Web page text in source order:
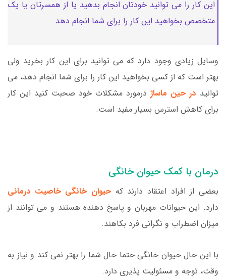
این کار را می توانید خودتان انجام بدهید یا از همسرتان یا یک
متخصص بخواهید این کار را برای شما انجام دهد.
وسایل زیادی وجود دارد که می توانید برای این کار بخرید ولی
بهتر است که از کسی بخواهید این کار را برای شما انجام دهد، می
توانید در حین ماساژ درمورد مشکلات خود صحبت کنید این کار
برای کاهش استرس بسیار مفید است.
درمان با کمک حیوان خانگی
بعضی از افراد اعتقاد دارند که حیوان خانگی خاصیت درمانی
دارد. این حیوانات مهربان و پاسخ دهنده هستند و می توانند از
میزان اضطراب و نگرانی فرد بکاهند.
با این حال حیوان خانگی حتما حال شما را بهتر نمی کند و نیاز به
وقت، توجه و مسئولیت پذیری دارد.